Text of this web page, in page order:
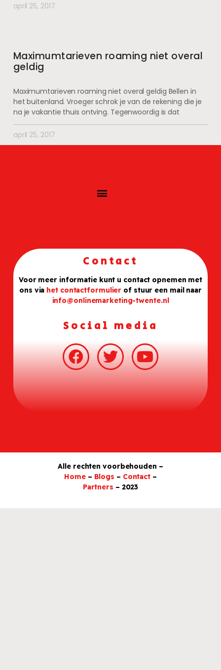
april 25, 2017
Maximumtarieven roaming niet overal
geldig
Maximumtarieven roaming niet overal geldig Bellen in
het buitenland. Vroeger schrok je van de rekening die je
na je vakantie thuis ontving. Tegenwoordig is dat
april 25, 2017
Contact
Voor meer informatie kunt u contact opnemen met
ons via het contactformulier of stuur een mail naar
info@onlinemarketing-twente.nl
Social media
Alle rechten voorbehouden –
Home– Blogs – Contact –
Partners – 2023